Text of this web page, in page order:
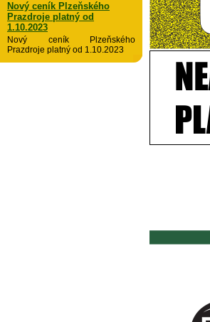
Nový ceník Plzeňského
Prazdroje platný od
1.10.2023
Nový ceník Plzeňského
Prazdroje platný od 1.10.2023